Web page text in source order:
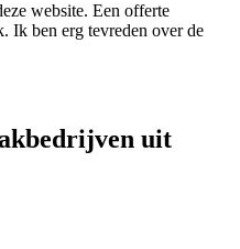
website. Een offerte
Ik ben erg tevreden over de
uit